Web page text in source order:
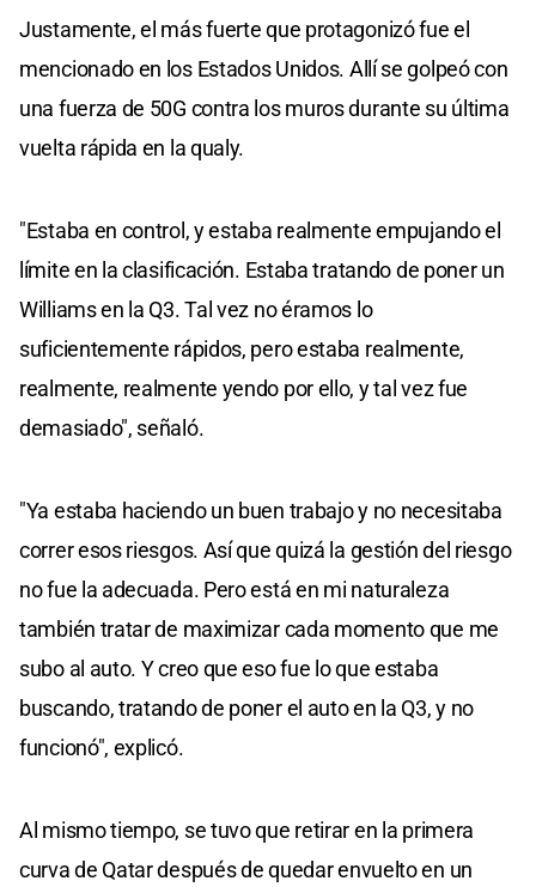
Justamente, el más fuerte que protagonizó fue el
mencionado en los Estados Unidos. Allí se golpeó con
una fuerza de 50G contra los muros durante su última
vuelta rápida en la qualy.
"Estaba en control, y estaba realmente empujando el
límite en la clasificación. Estaba tratando de poner un
Williams en la Q3. Tal vez no éramos lo
suficientemente rápidos, pero estaba realmente,
realmente, realmente yendo por ello, y tal vez fue
demasiado", señaló.
"Ya estaba haciendo un buen trabajo y no necesitaba
correr esos riesgos. Así que quizá la gestión del riesgo
no fue la adecuada. Pero está en mi naturaleza
también tratar de maximizar cada momento que me
subo al auto. Y creo que eso fue lo que estaba
buscando, tratando de poner el auto en la Q3, y no
funcionó", explicó.
Al mismo tiempo, se tuvo que retirar en la primera
curva de Qatar después de quedar envuelto en un